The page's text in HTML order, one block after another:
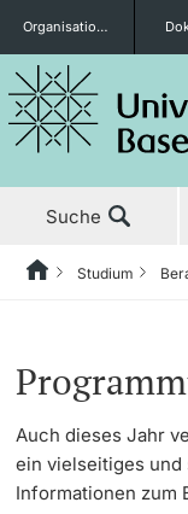
weitere
Organisationseinheiten
Suche
Studium
Vor dem
Aktuelles
Tipps & Literatur
CSC Kalender
Lange Nacht der
Forschung
HomeZurückStudium
Auch dieses Jahr
ein vielseitiges und
Informationen zum